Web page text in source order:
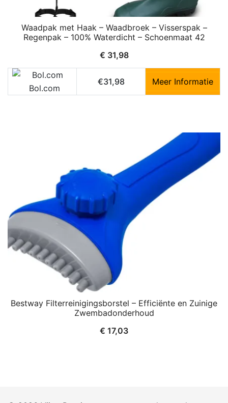
Waadpak met Haak – Waadbroek – Visserspak –
Regenpak – 100% Waterdicht – Schoenmaat 42
€ 31,98
Bol.com
€31,98 Meer Informatie
Bestway Filterreinigingsborstel – Efficiënte en Zuinige
Zwembadonderhoud
€ 17,03